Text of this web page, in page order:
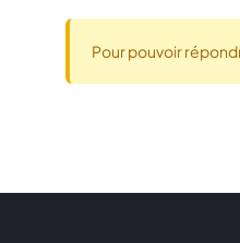
Pour pouvoir